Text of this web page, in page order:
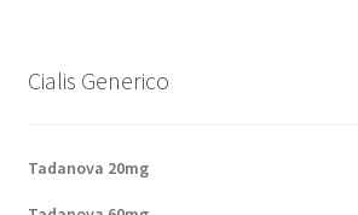
Questions fréquemment posées
Sorties
Cialis Generico
Tadanova 20mg